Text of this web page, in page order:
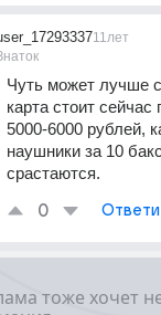
11лет
Чуть может лучше
карта стоит сейчас
5000-6000 рублей,
наушники за 10
срастаются.
0